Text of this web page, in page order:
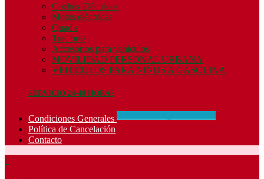
Coches Eléctricos
Motos eléctricas
Quad's
Tractores
Accesorios para vehículos
MOVILIDAD PERSONAL URBANA
VEHICULOS PARA NIÑOS A GASOLINA
SERVICIO 24-48 HORAS
Condiciones Generales
Política de Cancelación
Contacto
